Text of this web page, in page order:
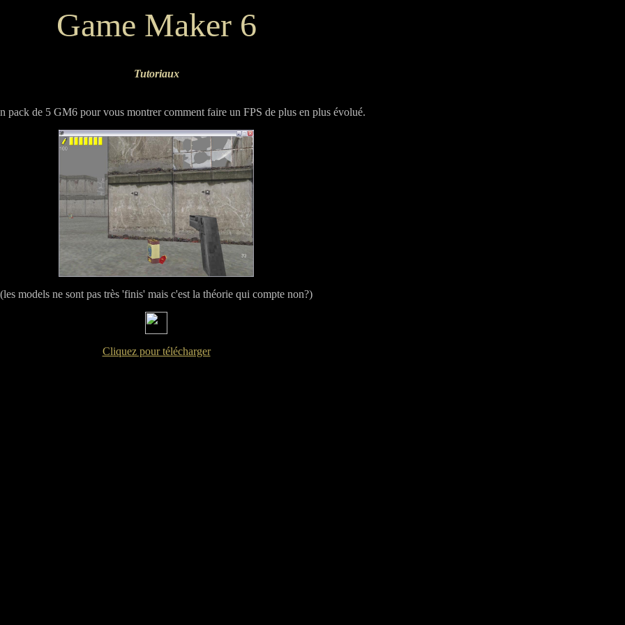
Game Maker 6
Tutoriaux
pack de 5 GM6 pour vous montrer comment faire un FPS de plus en plus évolué.
(les models ne sont pas très 'finis' mais c'est la théorie qui compte non?)
Cliquez pour télécharger